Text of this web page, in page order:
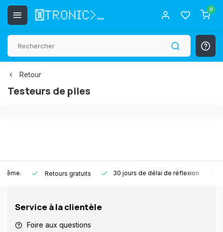
0
1 an de
Retour
Testeurs de piles
Retours gratuits 30 jours de délai de réflexion 1 an
Service à la clientèle
Foire aux questions